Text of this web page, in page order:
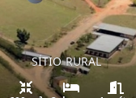
SÍTIO RURAL